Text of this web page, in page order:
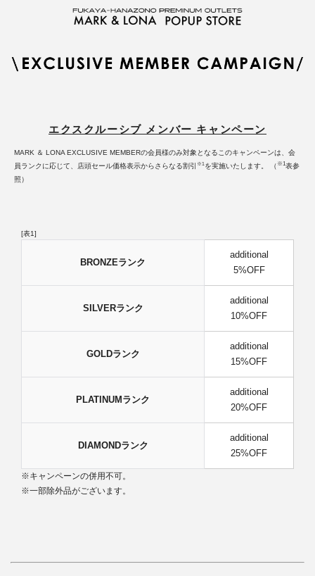
エクスクルーシブ メンバー キャンペーン
MARK ＆ LONA EXCLUSIVE MEMBERの会員様のみ対象となるこのキャンペーンは、会
員ランクに応じて、店頭セール価格表示からさらなる割引
※1を実施いたします。 （ ※1表参
照）
[表1]
BRONZEランク
additional
5%OFF
SILVERランク
additional
10%OFF
GOLDランク
additional
15%OFF
PLATINUMランク
additional
20%OFF
DIAMONDランク
additional
25%OFF
※キャンペーンの併用不可。
※一部除外品がございます。